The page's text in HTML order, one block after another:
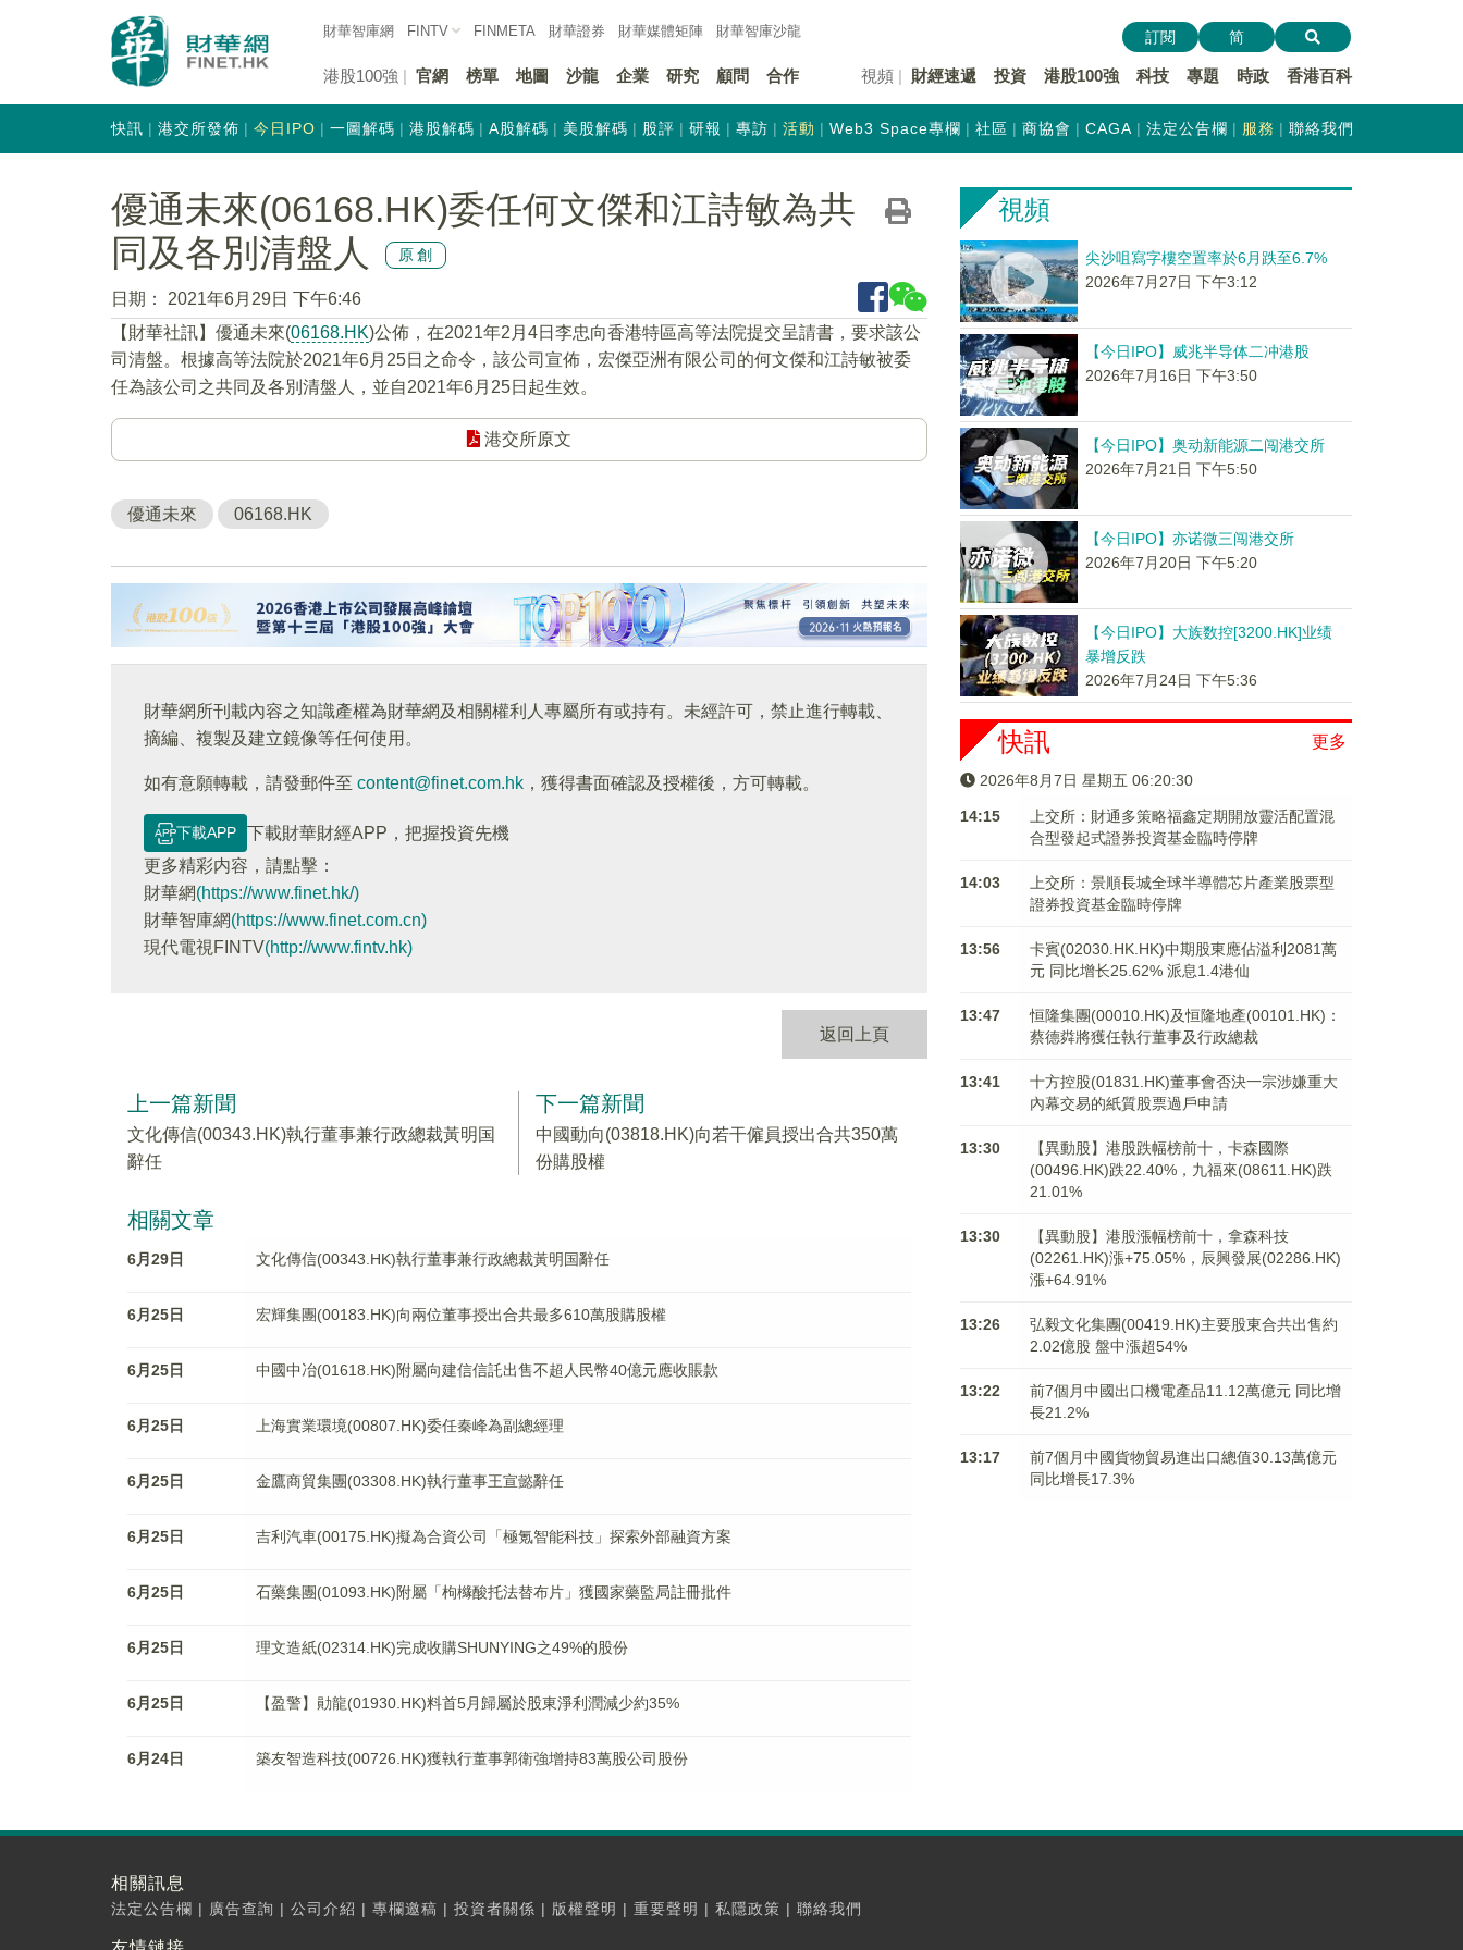
財華智庫網 FINTV FINMETA 財華證券 財華媒體矩陣 財華智庫沙龍
港股100強 官網 榜單 地圖 沙龍 企業 研究 顧問 合作 視頻 財經速遞 投資 港股100強 科技 專題 時政 香港百科
訂閱 简
快訊 港交所發佈 今日IPO 一圖解碼 港股解碼 A股解碼 美股解碼 股評 研報 專訪 活動 Web3 Space專欄 社區 商協會 CAGA 法定公告欄 服務 聯絡我們
優通未來(06168.HK)委任何文傑和江詩敏為共
同及各別清盤人
原創
日期：
2021年6月29日 下午6:46
【財華社訊】優通未來(06168.HK)公佈，在2021年2月4日李忠向香港特區高等法院提交呈請書，要求該公
司清盤。根據高等法院於2021年6月25日之命令，該公司宣佈，宏傑亞洲有限公司的何文傑和江詩敏被委
任為該公司之共同及各別清盤人，並自2021年6月25日起生效。
港交所原文
優通未來 06168.HK
財華網所刊載內容之知識產權為財華網及相關權利人專屬所有或持有。未經許可，禁止進行轉載、
摘編、複製及建立鏡像等任何使用。
如有意願轉載，請發郵件至 content@finet.com.hk ，獲得書面確認及授權後，方可轉載。
下載APP
下載財華財經APP，把握投資先機
更多精彩内容，請點擊：
財華網(https://www.finet.hk/)
財華智庫網(https://www.finet.com.cn)
現代電視FINTV(http://www.fintv.hk)
返回上頁
上一篇新聞
文化傳信(00343.HK)執行董事兼行政總裁黃明国
辭任
下一篇新聞
中國動向(03818.HK)向若干僱員授出合共350萬
份購股權
相關文章
6月29日 文化傳信(00343.HK)執行董事兼行政總裁黃明国辭任
6月25日 宏輝集團(00183.HK)向兩位董事授出合共最多610萬股購股權
6月25日 中國中冶(01618.HK)附屬向建信信託出售不超人民幣40億元應收賬款
6月25日 上海實業環境(00807.HK)委任秦峰為副總經理
6月25日 金鷹商貿集團(03308.HK)執行董事王宣懿辭任
6月25日 吉利汽車(00175.HK)擬為合資公司「極氪智能科技」探索外部融資方案
6月25日 石藥集團(01093.HK)附屬「枸櫞酸托法替布片」獲國家藥監局註冊批件
6月25日 理文造紙(02314.HK)完成收購SHUNYING之49%的股份
6月25日 【盈警】勛龍(01930.HK)料首5月歸屬於股東淨利潤減少約35%
6月24日 築友智造科技(00726.HK)獲執行董事郭衛強增持83萬股公司股份
視頻
尖沙咀寫字樓空置率於6月跌至6.7%
2026年7月27日 下午3:12
【今日IPO】威兆半导体二冲港股
2026年7月16日 下午3:50
【今日IPO】奥动新能源二闯港交所
2026年7月21日 下午5:50
【今日IPO】亦诺微三闯港交所
2026年7月20日 下午5:20
【今日IPO】大族数控[3200.HK]业绩
暴增反跌
2026年7月24日 下午5:36
更多
快訊
2026年8月7日 星期五 06:20:31
14:15
上交所：財通多策略福鑫定期開放靈活配置混
合型發起式證券投資基金臨時停牌
14:03
上交所：景順長城全球半導體芯片產業股票型
證券投資基金臨時停牌
13:56
卡賓(02030.HK.HK)中期股東應佔溢利2081萬
元 同比增长25.62% 派息1.4港仙
13:47
恒隆集團(00010.HK)及恒隆地產(00101.HK)：
蔡德粦將獲任執行董事及行政總裁
13:41
十方控股(01831.HK)董事會否決一宗涉嫌重大
內幕交易的紙質股票過戶申請
13:30
【異動股】港股跌幅榜前十，卡森國際
(00496.HK)跌22.40%，九福來(08611.HK)跌
21.01%
13:30
【異動股】港股漲幅榜前十，拿森科技
(02261.HK)漲+75.05%，辰興發展(02286.HK)
漲+64.91%
13:26
弘毅文化集團(00419.HK)主要股東合共出售約
2.02億股 盤中漲超54%
13:22
前7個月中國出口機電產品11.12萬億元 同比增
長21.2%
13:17
前7個月中國貨物貿易進出口總值30.13萬億元
同比增長17.3%
相關訊息
法定公告欄 | 廣告查詢 | 公司介紹 | 專欄邀稿 | 投資者關係 | 版權聲明 | 重要聲明 | 私隱政策 | 聯絡我們